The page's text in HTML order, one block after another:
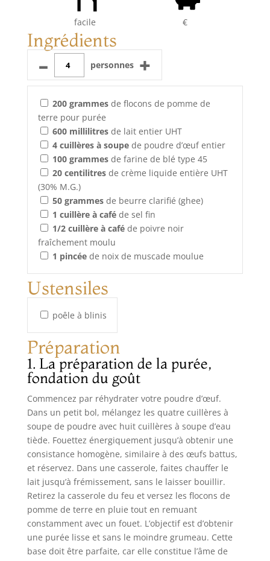
facile €
Ingrédients
– personnes +
200 grammesde flocons de pomme de
terre pour purée
600 millilitresde lait entier UHT
4 cuillères à soupede poudre d’œuf entier
100 grammesde farine de blé type 45
20 centilitresde crème liquide entière UHT
(30% M.G.)
50 grammesde beurre clarifié (ghee)
1 cuillère à caféde sel fin
1/2 cuillère à caféde poivre noir
fraîchement moulu
1 pincéede noix de muscade moulue
Ustensiles
poêle à blinis
Préparation
1. La préparation de la purée,
fondation du goût
Commencez par réhydrater votre poudre d’œuf.
Dans un petit bol, mélangez les quatre cuillères à
soupe de poudre avec huit cuillères à soupe d’eau
tiède. Fouettez énergiquement jusqu’à obtenir une
consistance homogène, similaire à des œufs battus,
et réservez. Dans une casserole, faites chauffer le
lait jusqu’à frémissement, sans le laisser bouillir.
Retirez la casserole du feu et versez les flocons de
pomme de terre en pluie tout en remuant
constamment avec un fouet. L’objectif est d’obtenir
une purée lisse et sans le moindre grumeau. Cette
base doit être parfaite, car elle constitue l’âme de